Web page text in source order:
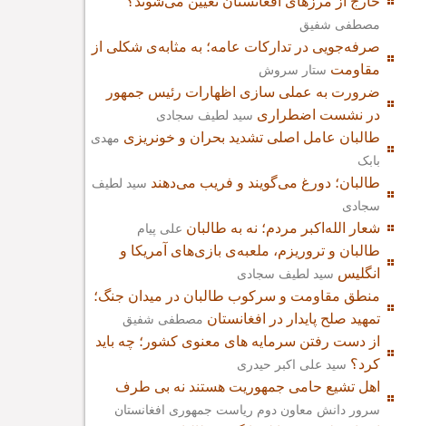
مصطفی شفیق
صرفه‌جویی در تدارکات عامه؛ به مثابه‌ی شکلی از
مقاومت ستار سروش
ضرورت به عملی سازی اظهارات رئیس جمهور
در نشست اضطراری سید لطیف سجادی
طالبان عامل اصلی تشدید بحران و خونریزی مهدی
بابک
طالبان؛ دورغ می‌گویند و فریب می‌دهند سید لطیف
سجادی
شعار الله‌اکبر مردم؛ نه به طالبان علی پیام
طالبان و تروریزم، ملعبه‌ی بازی‌های آمریکا و
انگلیس سید لطیف سجادی
منطق مقاومت و سرکوب طالبان در میدان جنگ؛
تمهید صلح پایدار در افغانستان مصطفی شفیق
از دست رفتن سرمایه های معنوی کشور؛ چه باید
کرد؟ سید علی اکبر حیدری
اهل تشیع حامی جمهوریت هستند نه بی طرف
سرور دانش معاون دوم ریاست جمهوری افغانستان